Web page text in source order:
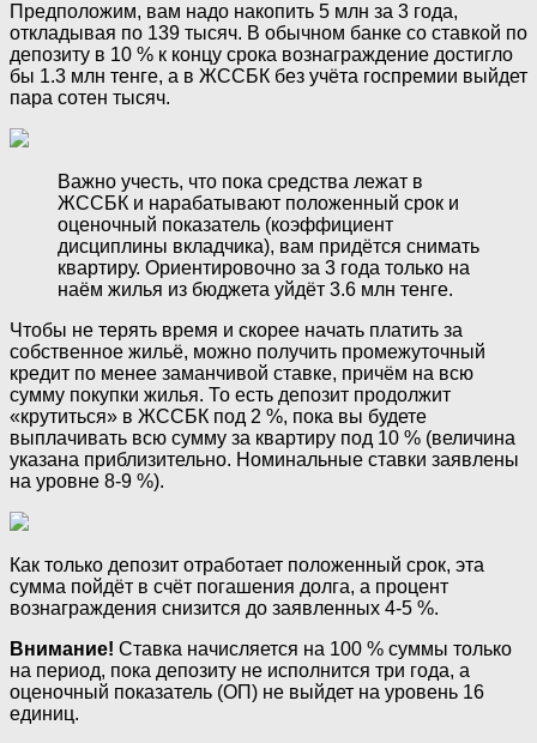
Предположим, вам надо накопить 5 млн за 3 года,
откладывая по 139 тысяч. В обычном банке со ставкой по
депозиту в 10 % к концу срока вознаграждение достигло
бы 1.3 млн тенге, а в ЖССБК без учёта госпремии выйдет
пара сотен тысяч.
Важно учесть, что пока средства лежат в
ЖССБК и нарабатывают положенный срок и
оценочный показатель (коэффициент
дисциплины вкладчика), вам придётся снимать
квартиру. Ориентировочно за 3 года только на
наём жилья из бюджета уйдёт 3.6 млн тенге.
Чтобы не терять время и скорее начать платить за
собственное жильё, можно получить промежуточный
кредит по менее заманчивой ставке, причём на всю
сумму покупки жилья. То есть депозит продолжит
«крутиться» в ЖССБК под 2 %, пока вы будете
выплачивать всю сумму за квартиру под 10 % (величина
указана приблизительно. Номинальные ставки заявлены
на уровне 8-9 %).
Как только депозит отработает положенный срок, эта
сумма пойдёт в счёт погашения долга, а процент
вознаграждения снизится до заявленных 4-5 %.
Внимание! Ставка начисляется на 100 % суммы только
на период, пока депозиту не исполнится три года, а
оценочный показатель (ОП) не выйдет на уровень 16
единиц.